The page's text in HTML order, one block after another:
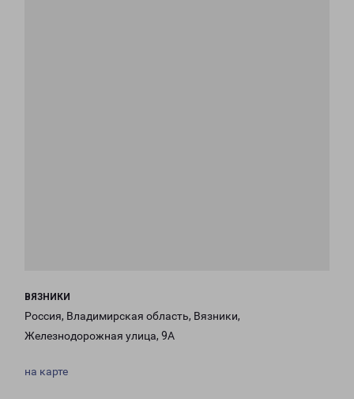
ВЯЗНИКИ
Россия, Владимирская область, Вязники,
Железнодорожная улица, 9А
на карте